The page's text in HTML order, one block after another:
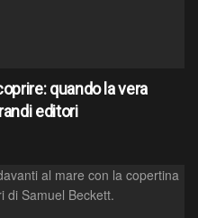
quando la vera
editori